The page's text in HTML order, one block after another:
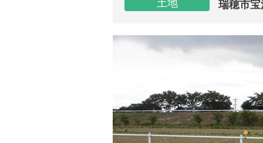
土地 瑞穂市